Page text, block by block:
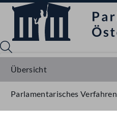
Übersicht
Parlamentarisches Verfahren